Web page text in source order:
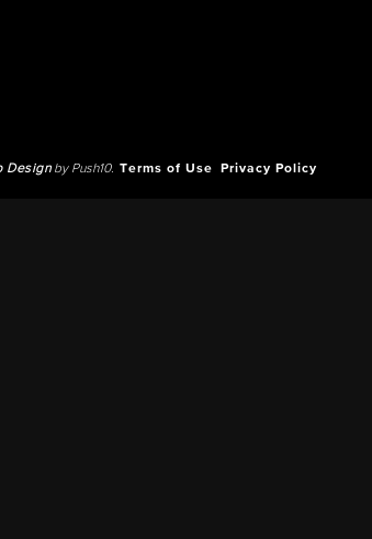
Designby Push10. Terms of Use Privacy Policy